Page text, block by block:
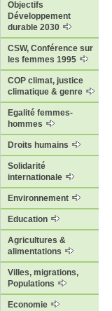
Objectifs
Développement
durable 2030
CSW, Conférence sur
les femmes 1995
COP climat, justice
climatique & genre
Egalité femmes-
hommes
Droits humains
Solidarité
internationale
Environnement
Education
Agricultures &
alimentations
Villes, migrations,
Populations
Economie